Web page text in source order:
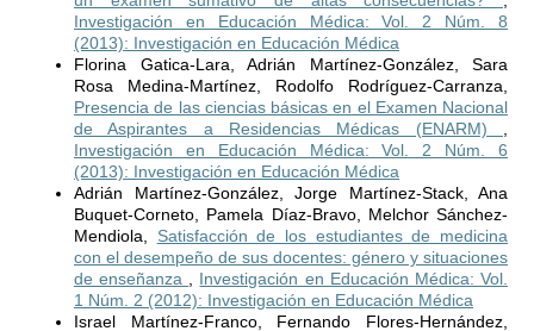
Investigación en Educación Médica: Vol. 2 Núm. 8
(2013): Investigación en Educación Médica
Florina Gatica-Lara, Adrián Martínez-González, Sara
Rosa Medina-Martínez, Rodolfo Rodríguez-Carranza,
Presencia de las ciencias básicas en el Examen Nacional
de Aspirantes a Residencias Médicas (ENARM) ,
Investigación en Educación Médica: Vol. 2 Núm. 6
(2013): Investigación en Educación Médica
Adrián Martínez-González, Jorge Martínez-Stack, Ana
Buquet-Corneto, Pamela Díaz-Bravo, Melchor Sánchez-
Mendiola, Satisfacción de los estudiantes de medicina
con el desempeño de sus docentes: género y situaciones
de enseñanza , Investigación en Educación Médica: Vol.
1 Núm. 2 (2012): Investigación en Educación Médica
Israel Martínez-Franco, Fernando Flores-Hernández,